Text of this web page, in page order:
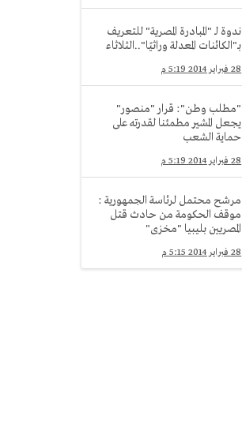
ندوة لـ "المبادرة المصرية" للتعريف
بـ"الكائنات المعدلة وراثيًا"..الثلاثاء
28 فبراير 2014 5:19 م
"مطلب وطن": قرار "منصور"
يجعل المشير مطمئنا لقدرته على
حماية الشعب
28 فبراير 2014 5:19 م
مرشح محتمل لرئاسة الجمهورية :
موقف الحكومة من حادث قتل
المصريين بليبيا "مخزى"
28 فبراير 2014 5:15 م